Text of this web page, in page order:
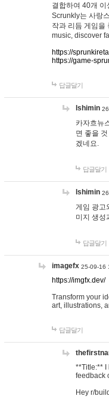
결합하여 40개
Scrunkly는 사랑
작과 리듬 게임을
music, discover
https://
https://game-
답글달기
lshimin
카자흐뉴
면 좋을
겠네요.
답글달기
lshimin
게임 광고
미지 생성
답글달기
imagefx 25-09-16
https://imgfx.dev/
Transform your
art, illustrations,
답글달기
**Title:** I
feedback
Hey r/